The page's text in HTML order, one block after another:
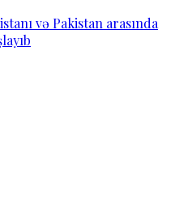
və Pakistan arasında